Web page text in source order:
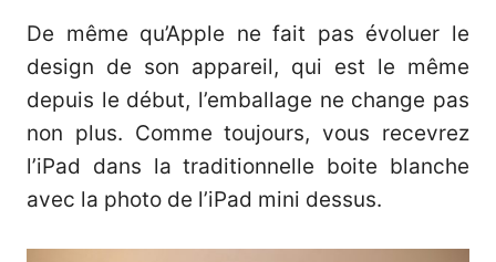
De même qu’Apple ne fait pas évoluer le
design de son appareil, qui est le même
depuis le début, l’emballage ne change pas
non plus. Comme toujours, vous recevrez
l’iPad dans la traditionnelle boite blanche
avec la photo de l’iPad mini dessus.